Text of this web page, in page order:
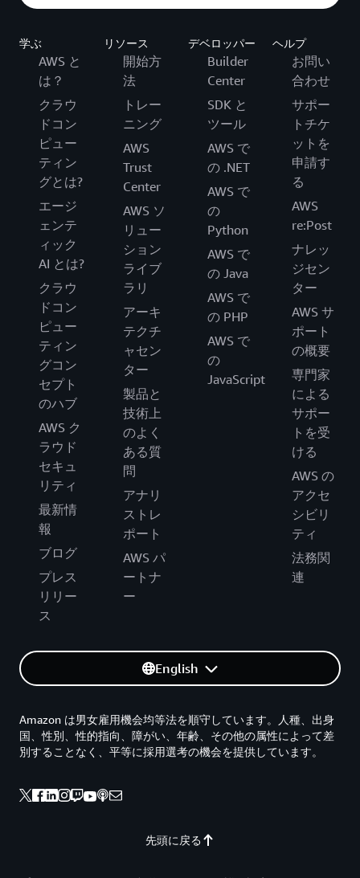
学ぶ
AWS と
は？
クラウ
ドコン
ピュー
ティン
グとは?
エージ
ェンテ
ィック
AI とは?
クラウ
ドコン
ピュー
ティン
グコン
セプト
のハブ
AWS ク
ラウド
セキュ
リティ
最新情
報
ブログ
プレス
リリー
ス
リソース
開始方
法
トレー
ニング
AWS
Trust
Center
AWS ソ
リュー
ション
ライブ
ラリ
アーキ
テクチ
ャセン
ター
製品と
技術上
のよく
ある質
問
アナリ
ストレ
ポート
AWS パ
ートナ
ー
デベロッパー
Builder
Center
SDK と
ツール
AWS で
の .NET
AWS で
の
Python
AWS で
の Java
AWS で
の PHP
AWS で
の
JavaScript
ヘルプ
お問い
合わせ
サポー
トチケ
ットを
申請す
る
AWS
re:Post
ナレッ
ジセン
ター
AWS サ
ポート
の概要
専門家
による
サポー
トを受
ける
AWS の
アクセ
シビリ
ティ
法務関
連
English
先頭に戻る
Amazon は男女雇用機会均等法を順守しています。人種、出身
国、性別、性的指向、障がい、年齢、その他の属性によって差
別することなく、平等に採用選考の機会を提供しています。